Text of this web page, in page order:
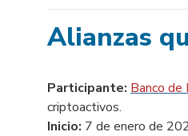
Alianzas
Participante: Banco de
criptoactivos.
Inicio: 7 de enero de